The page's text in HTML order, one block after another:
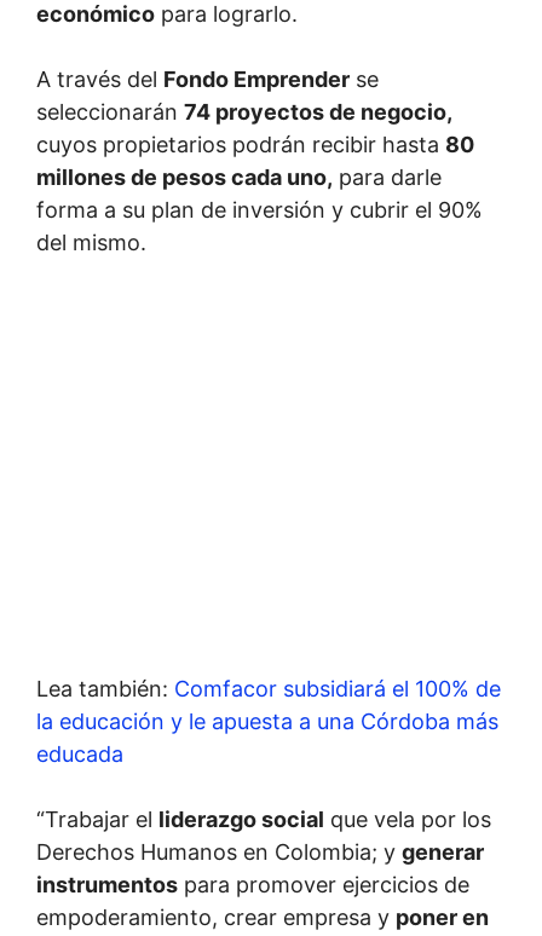
económico para lograrlo.
A través del Fondo Emprender se
seleccionarán 74 proyectos de negocio,
cuyos propietarios podrán recibir hasta 80
millones de pesos cada uno, para darle
forma a su plan de inversión y cubrir el 90%
del mismo.
Lea también: Comfacor subsidiará el 100% de
la educación y le apuesta a una Córdoba más
educada
“Trabajar el liderazgo social que vela por los
Derechos Humanos en Colombia; y generar
instrumentos para promover ejercicios de
empoderamiento, crear empresa y poner en